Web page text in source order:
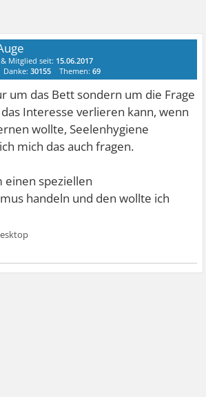
& Mitglied seit: 15.06.2017
Danke:30155 Themen:69
um das Bett sondern um die Frage
Interesse verlieren kann, wenn
wollte, Seelenhygiene
mich das auch fragen.
einen speziellen
handeln und den wollte ich